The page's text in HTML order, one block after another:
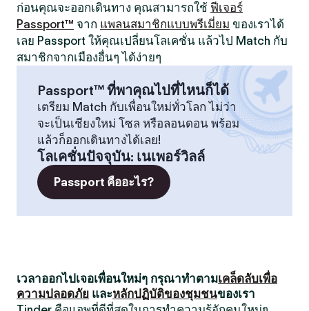
ก่อนคุณจะออกเดินทาง คุณสามารถใช้ ฟีเจอร์
Passport™ จาก แพลนสมาชิกแบบพรีเมี่ยม ของเราได้
เลย Passport ให้คุณเปลี่ยนโลเคชั่น แล้วไป Match กับ
สมาชิกจากเมืองอื่นๆ ได้ง่ายๆ
Passport™ ที่พาคุณไปที่ไหนก็ได้
เตรียม Match กับเพื่อนใหม่ทั่วโลก ไม่ว่า
จะเป็นเชียงใหม่ โซล หรือลอนดอน พร้อม
แล้วก็ออกเดินทางได้เลย!
โลเคชั่นปัจจุบัน: เนเพอร์วิลล์
Passport คืออะไร?
เวลาออกไปเจอเพื่อนใหม่ๆ กรุณาทำตามเคล็ดลับเพื่อ
ความปลอดภัย และหลักปฏิบัติของชุมชนของเรา